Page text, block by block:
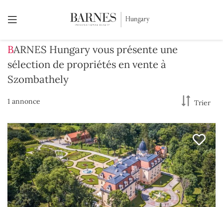
BARNES Hungary vous présente une
sélection de propriétés en vente à
Szombathely
1 annonce Trier